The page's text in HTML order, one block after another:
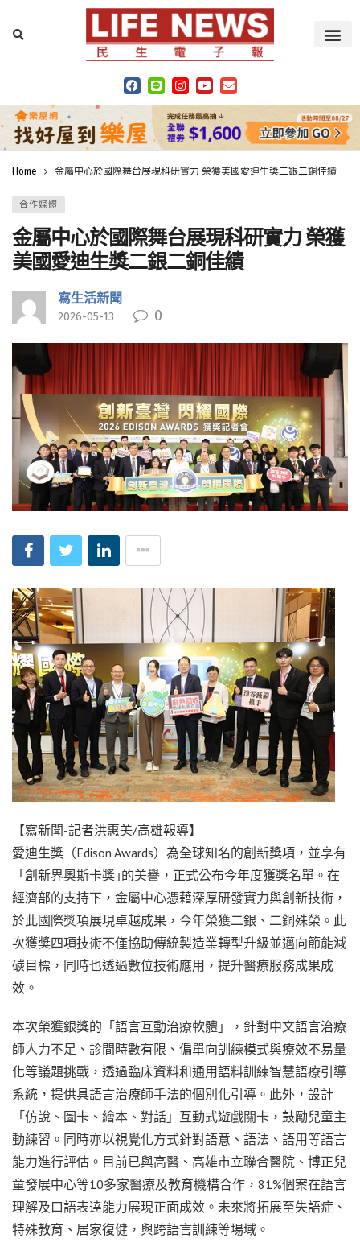
Home 金屬中心於國際舞台展現科研實力 榮獲美國愛迪生獎二銀二銅佳績
合作媒體
金屬中心於國際舞台展現科研實力 榮獲
美國愛迪生獎二銀二銅佳績
寫生活新聞
2026-05-13 0
【寫新聞-記者洪惠美/高雄報導】
愛迪生獎（Edison Awards）為全球知名的創新獎項，並享有
「創新界奧斯卡獎｣的美譽，正式公布今年度獲獎名單。在
經濟部的支持下，金屬中心憑藉深厚研發實力與創新技術，
於此國際獎項展現卓越成果，今年榮獲二銀、二銅殊榮。此
次獲獎四項技術不僅協助傳統製造業轉型升級並邁向節能減
碳目標，同時也透過數位技術應用，提升醫療服務成果成
效。
本次榮獲銀獎的「語言互動治療軟體」，針對中文語言治療
師人力不足、診間時數有限、偏單向訓練模式與療效不易量
化等議題挑戰，透過臨床資料和通用語料訓練智慧語療引導
系統，提供具語言治療師手法的個別化引導。此外，設計
「仿說、圖卡、繪本、對話」互動式遊戲關卡，鼓勵兒童主
動練習。同時亦以視覺化方式針對語意、語法、語用等語言
能力進行評估。目前已與高醫、高雄市立聯合醫院、博正兒
童發展中心等10多家醫療及教育機構合作，81%個案在語言
理解及口語表逹能力展現正面成效。未來將拓展至失語症、
特殊教育、居家復健，與跨語言訓練等場域。